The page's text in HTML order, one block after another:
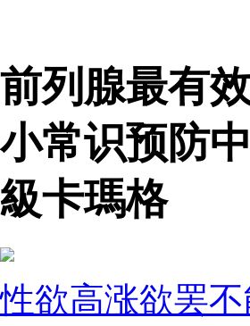
前列腺最有
小常识预防
級卡瑪格
性欲高涨欲罢